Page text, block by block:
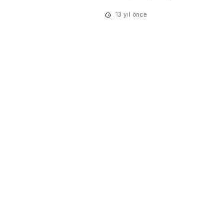
13 yıl önce